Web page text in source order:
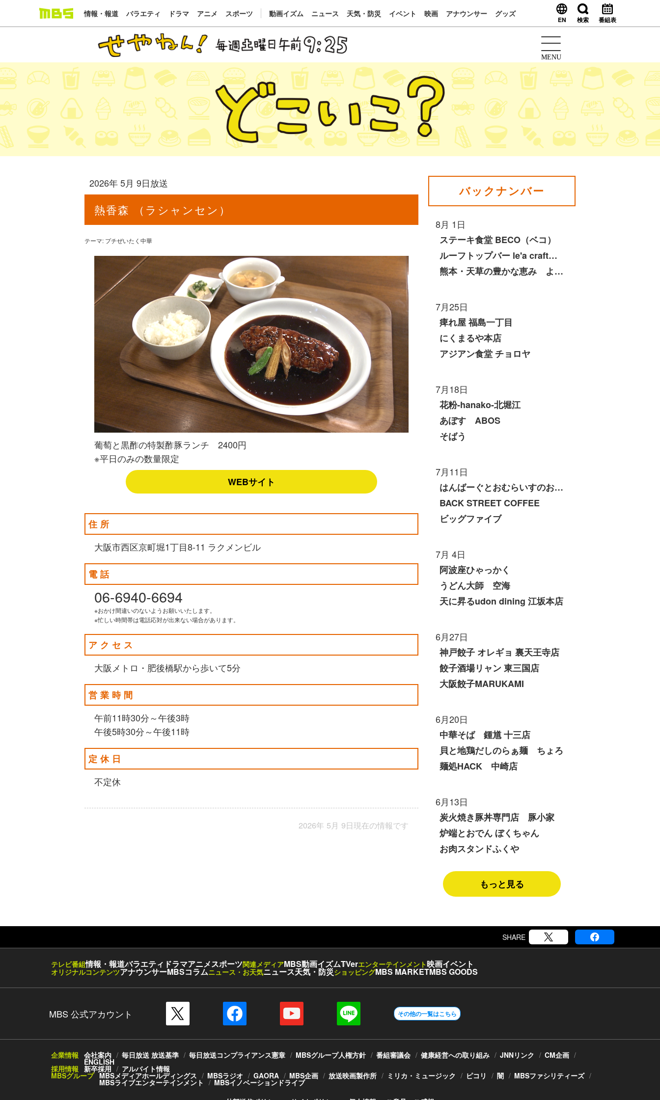
情報・報道 バラエティ ドラマ アニメ スポーツ 動画イズム ニュース 天気・防災 イベント 映画 アナウンサー グッズ
EN 検索 番組表
MENU
2026年 5月 9日放送
熱香森 （ラシャンセン）
テーマ: プチぜいたく中華
葡萄と黒酢の特製酢豚ランチ 2400円
※平日のみの数量限定
WEBサイト
住所
大阪市西区京町堀1丁目8-11 ラクメンビル
電話
06-6940-6694
※おかけ間違いのないようお願いいたします。
※忙しい時間帯は電話応対が出来ない場合があります。
アクセス
大阪メトロ・肥後橋駅から歩いて5分
営業時間
午前11時30分～午後3時
午後5時30分～午後11時
定休日
不定休
2026年 5月 9日現在の情報です
バックナンバー
8月 1日
ステーキ食堂 BECO（ベコ）
ルーフトップバー le'a craft（レアクラフト）
熊本・天草の豊かな恵み よしたけ
7月25日
痺れ屋 福島一丁目
にくまるや本店
アジアン食堂 チョロヤ
7月18日
花粉-hanako-北堀江
あぼす ABOS
そばう
7月11日
はんばーぐとおむらいすのお店 いくら
BACK STREET COFFEE
ビッグファイブ
7月 4日
阿波座ひゃっかく
うどん大師 空海
天に昇るudon dining 江坂本店
6月27日
神戸餃子 オレギョ 裏天王寺店
餃子酒場リャン 東三国店
大阪餃子MARUKAMI
6月20日
中華そば 鍾馗 十三店
貝と地鶏だしのらぁ麺 ちょろ
麺処HACK 中崎店
6月13日
炭火焼き豚丼専門店 豚小家
炉端とおでん ぼくちゃん
お肉スタンドふくや
もっと見る
SHARE
テレビ番組情報・報道バラエティ ドラマアニメスポーツ関連メディアMBS動画イズムTVerエンターテインメント映画イベント
オリジナルコンテンツアナウンサーMBSコラムニュース・お天気ニュース天気・防災ショッピングMBS MARKETMBS GOODS
MBS 公式アカウント その他の一覧はこちら
企業情報 会社案内 毎日放送 放送基準 毎日放送コンプライアンス憲章 MBSグループ人権方針 番組審議会 健康経営への取り組み JNNリンク CM企画
ENGLISH
採用情報 新卒採用 アルバイト情報
MBSグループ MBSメディアホールディングス MBSラジオ GAORA MBS企画 放送映画製作所 ミリカ・ミュージック ピコリ 闇 MBSファシリティーズ
MBSライブエンターテインメント
MBSイノベーションドライブ